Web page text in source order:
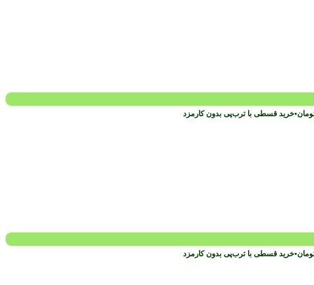
•خرید قسطی با ترب‌پی بدون کارمزد
•خرید قسطی با ترب‌پی بدون کارمزد